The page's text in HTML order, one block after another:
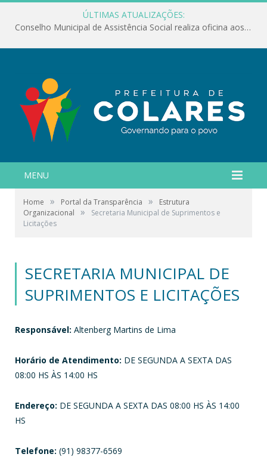
ÚLTIMAS ATUALIZAÇÕES:
Conselho Municipal de Assistência Social realiza oficina aos servidores
MENU
Home » Portal da Transparência »
Estrutura
Organizacional
»
Secretaria Municipal de Suprimentos e
Licitações
SECRETARIA MUNICIPAL DE
SUPRIMENTOS E LICITAÇÕES
Responsável: Altenberg Martins de Lima
Horário de Atendimento: DE SEGUNDA A SEXTA DAS
08:00 HS ÀS 14:00 HS
Endereço: DE SEGUNDA A SEXTA DAS 08:00 HS ÀS 14:00
HS
Telefone: (91) 98377-6569